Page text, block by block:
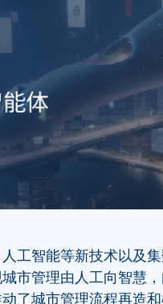
工智能等新技术以及
市管理由人工向智慧
了城市管理流程再造和